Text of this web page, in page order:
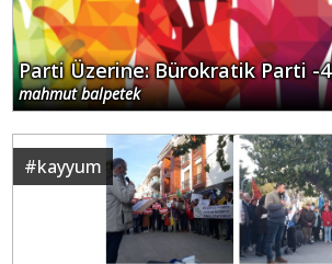
Parti Üzerine: Bürokratik Parti -4
mahmut balpetek
#kayyum